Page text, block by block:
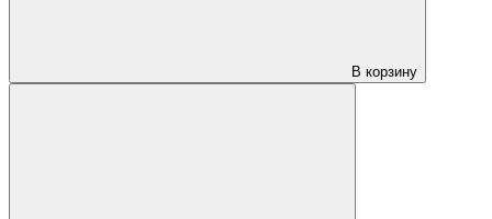
В корзину